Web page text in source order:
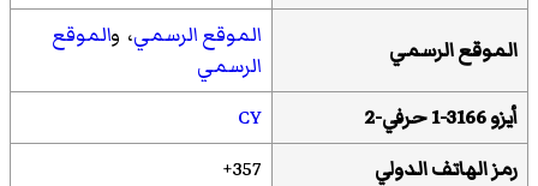
الموقع الرسمي الموقع الرسمي، والموقع
الرسمي
أيزو 3166-1 حرفي-2
CY
رمز الهاتف الدولي
357+